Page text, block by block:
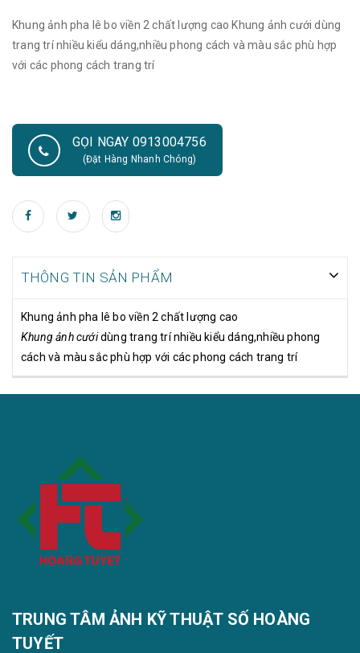
Khung ảnh pha lê bo viền 2 chất lượng cao Khung ảnh cưới dùng
trang trí nhiều kiểu dáng,nhiều phong cách và màu sắc phù hợp
với các phong cách trang trí
GỌI NGAY 0913004756
(Đặt Hàng Nhanh Chóng)
THÔNG TIN SẢN PHẨM
Khung ảnh pha lê bo viền 2 chất lượng cao
Khung ảnh cướidùng trang trí nhiều kiểu dáng,nhiều phong
cách và màu sắc phù hợp với các phong cách trang trí
TRUNG TÂM ẢNH KỸ THUẬT SỐ HOÀNG
TUYẾT